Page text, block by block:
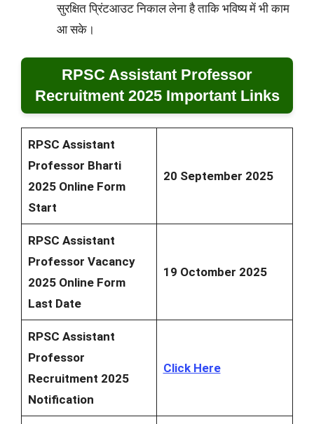
सुरक्षित प्रिंटआउट निकाल लेना है ताकि भविष्य में भी काम
आ सके।
RPSC Assistant Professor
Recruitment 2025 Important Links
RPSC Assistant
Professor Bharti
2025 Online Form
Start
20 September 2025
RPSC Assistant
Professor Vacancy
2025 Online Form
Last Date
19 Octomber 2025
RPSC Assistant
Professor
Recruitment 2025
Notification
Click Here